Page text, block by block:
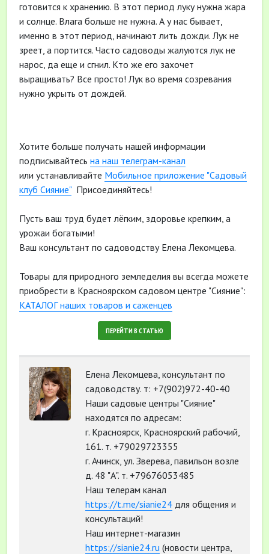
готовится к хранению. В этот период луку нужна жара
и солнце. Влага больше не нужна. А у нас бывает,
именно в этот период, начинают лить дожди. Лук не
зреет, а портится. Часто садоводы жалуются лук не
нарос, да еще и сгнил. Кто же его захочет
выращивать? Все просто! Лук во время созревания
нужно укрыть от дождей.
Хотите больше получать нашей информации
подписывайтесь на наш телеграм-канал
или устанавливайте Мобильное приложение "Садовый
клуб Сияние"Присоединяйтесь!
Пусть ваш труд будет лёгким, здоровье крепким, а
урожаи богатыми!
Ваш консультант по садоводству Елена Лекомцева.
Товары для природного земледелия вы всегда можете
приобрести в Красноярском садовом центре "Сияние":
КАТАЛОГ наших товаров и саженцев
ПЕРЕЙТИ В СТАТЬЮ
Елена Лекомцева, консультант по
садоводству. т: +7(902)972-40-40
Наши садовые центры "Сияние"
находятся по адресам:
г. Красноярск, Красноярский рабочий,
161. т. +79029723355
г. Ачинск, ул. Зверева, павильон возле
д. 48 "А". т. +79676053485
Наш телерам канал
https://t.me/sianie24 для общения и
консультаций!
Наш интернет-магазин
https://sianie24.ru (новости центра,